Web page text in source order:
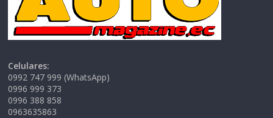
Celulares:
0992 747 999 (WhatsApp)
0996 999 373
0996 388 858
0963635863